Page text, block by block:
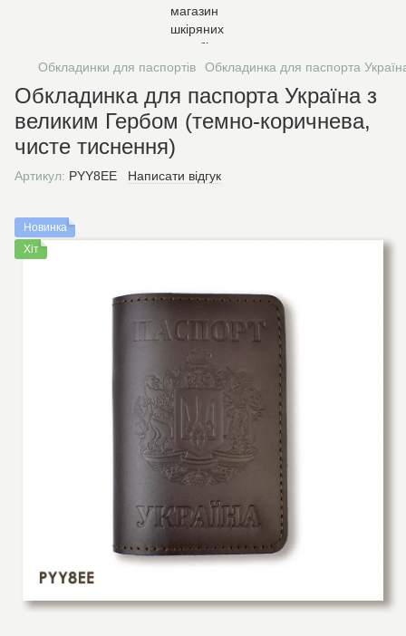
Обкладинки для паспортів Обкладинка для паспорта
Обкладинка для паспорта Україна з
великим Гербом (темно-коричнева,
чисте тиснення)
Артикул: PYY8EE Написати відгук
Новинка
Хіт